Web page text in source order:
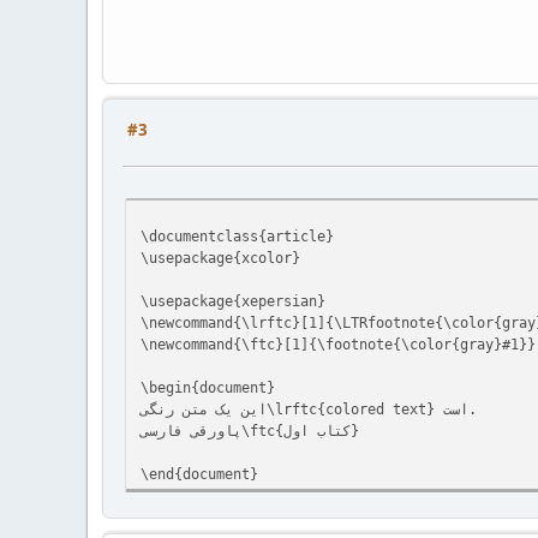
#3
\documentclass{article}
\usepackage{xcolor}
\usepackage{xepersian}
\newcommand{\ftc}[1]{\footnote{\color{gray}#1}}
\begin{document}
این یک متن رنگی\lrftc{colored text} است.
پاورقی فارسی\ftc{کتاب اول}
\end{document}